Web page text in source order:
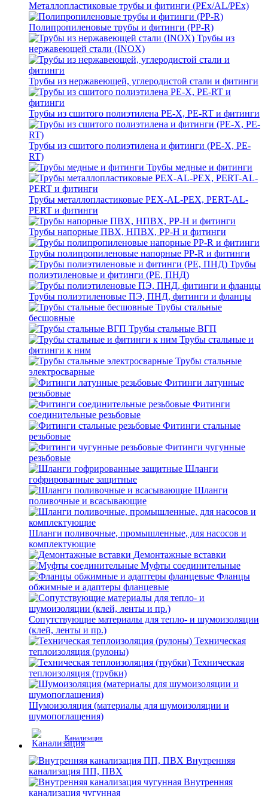
Металлопластиковые трубы и фитинги (PEx/AL/PEx)
Полипропиленовые трубы и фитинги (PP-R)
Трубы из
нержавеющей стали (INOX)
Трубы из нержавеющей, углеродистой стали и фитинги
Трубы из сшитого полиэтилена PE-X, PE-RT и фитинги
Трубы из сшитого полиэтилена и фитинги (PE-X, PE-
RT)
Трубы медные и фитинги
Трубы металлопластиковые PEX-AL-PEX, PERT-AL-
PERT и фитинги
Трубы напорные ПВХ, НПВХ, PP-H и фитинги
Трубы полипропиленовые напорные PP-R и фитинги
Трубы
полиэтиленовые и фитинги (PE, ПНД)
Трубы полиэтиленовые ПЭ, ПНД, фитинги и фланцы
Трубы стальные
бесшовные
Трубы стальные ВГП
Трубы стальные и
фитинги к ним
Трубы стальные
электросварные
Фитинги латунные
резьбовые
Фитинги
соединительные резьбовые
Фитинги стальные
резьбовые
Фитинги чугунные
резьбовые
Шланги
гофрированные защитные
Шланги
поливочные и всасывающие
Шланги поливочные, промышленные, для насосов и
комплектующие
Демонтажные вставки
Муфты соединительные
Фланцы
обжимные и адаптеры фланцевые
Сопутствующие материалы для тепло- и шумоизоляции
(клей, ленты и пр.)
Техническая
теплоизоляция (рулоны)
Техническая
теплоизоляция (трубки)
Шумоизоляция (материалы для шумоизоляции и
шумопоглащения)
Канализация
Внутренняя
канализация ПП, ПВХ
Внутренняя
канализация чугунная